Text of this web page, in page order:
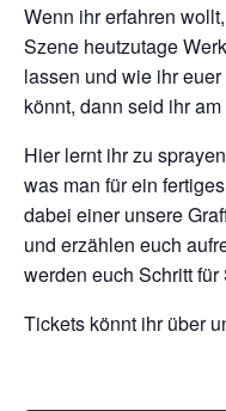
Wenn ihr erfahren
Szene heutzutage
lassen und wie ihr
könnt, dann seid ihr
Hier lernt ihr zu
was man für ein
dabei einer unsere
und erzählen euch
werden euch Schritt
Tickets könnt ihr über